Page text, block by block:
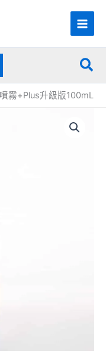
搜
尋
霧+Plus升級版100mL
。